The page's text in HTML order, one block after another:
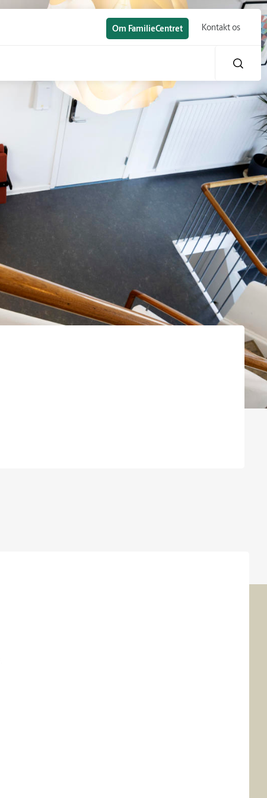
Om FamilieCentret Kontakt os